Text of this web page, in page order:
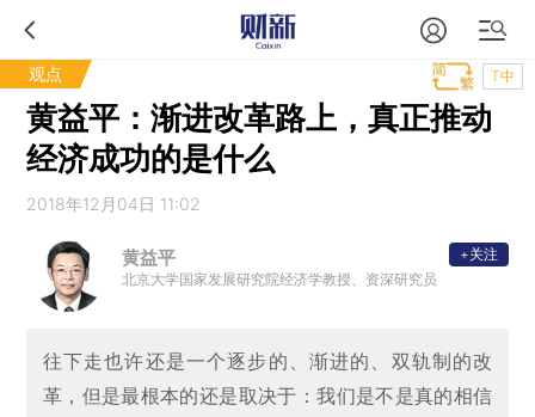
观点 T中
黄益平：渐进改革路上，真正推动
经济成功的是什么
2018年12月04日 11:02
黄益平
北京大学国家发展研究院经济学教授、资深研究员
+关注
往下走也许还是一个逐步的、渐进的、双轨制的改
革，但是最根本的还是取决于：我们是不是真的相信